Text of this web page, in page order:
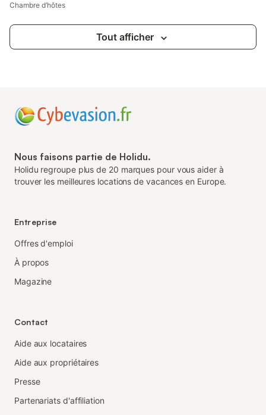
Chambre d’hôtes
Tout afficher
Nous faisons partie de Holidu.
Holidu regroupe plus de 20 marques pour vous aider à
trouver les meilleures locations de vacances en Europe.
Entreprise
Offres d'emploi
À propos
Magazine
Contact
Aide aux locataires
Aide aux propriétaires
Presse
Partenariats d'affiliation